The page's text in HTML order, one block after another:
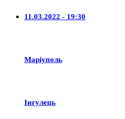
11.03.2022 - 19:30
Маріуполь
Iнгулець